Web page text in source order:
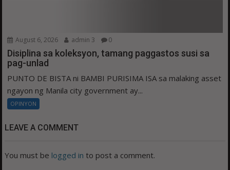
August 6, 2026 admin 3 0
Disiplina sa koleksyon, tamang paggastos susi sa
pag-unlad
PUNTO DE BISTA ni BAMBI PURISIMA ISA sa malaking asset
ngayon ng Manila city government ay...
OPINYON
LEAVE A COMMENT
You must be logged in to post a comment.